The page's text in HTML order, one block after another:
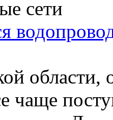
области,
чаще